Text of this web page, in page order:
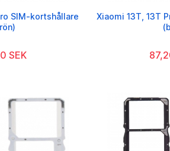
SIM-kortshållare
SEK
Xiaomi 13T, 13T